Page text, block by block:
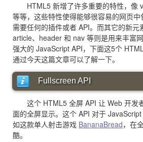
HTML5 新增了许多重要的特性，像
等等，这些特性使得能够很容易的网页
需要任何的插件或者 API。而其它的新元
article、header 和 nav 等则是用来丰富
强大的 JavaScript API，下面这5个
通过今天这篇文章可以了解一下。
Fullscreen API
这个 HTML5 全屏 API 让 Web 开发
面的全屏显示。这个 API 对于
如这款单人射击游戏 BananaBread，在
酷。